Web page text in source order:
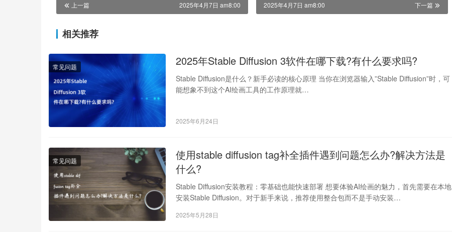
上一篇 2025年4月7日 am8:00 下一篇
2025年4月7日 am8:00
相关推荐
常见问题 2025年Stable Diffusion 3软件在哪下载?有什么要求吗?
Stable Diffusion是什么？新手必读的核心原理 当你在浏览器输入”Stable Diffusion”时，可
能想象不到这个AI绘画工具的工作原理就…
2025年6月24日
常见问题
使用stable diffusion tag补全插件遇到问题怎么办?解决方法是
什么?
Stable Diffusion安装教程：零基础也能快速部署 想要体验AI绘画的魅力，首先需要在本地
安装Stable Diffusion。对于新手来说，推荐使用整合包而不是手动安装…
2025年5月28日